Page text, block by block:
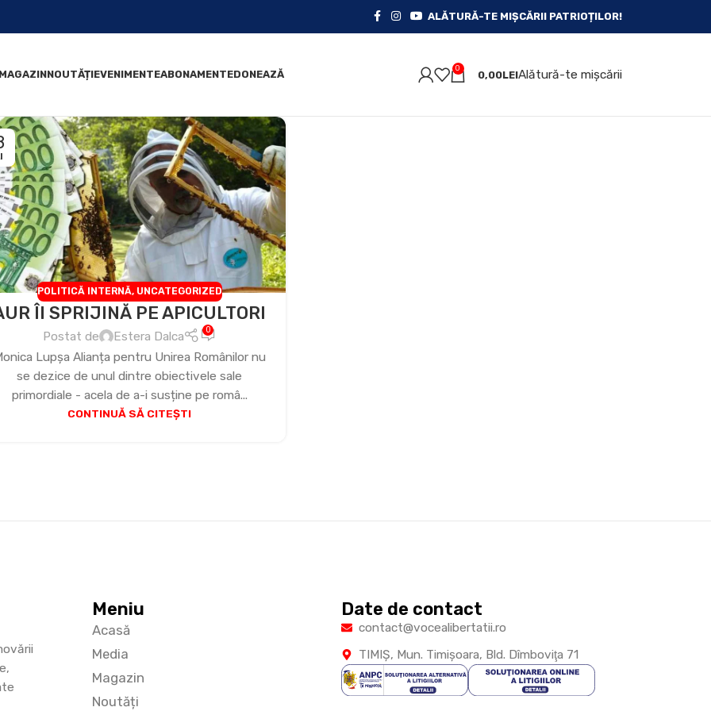
ALĂTURĂ-TE MIȘCĂRII PATRIOȚILOR!
MAGAZINNOUTĂȚIEVENIMENTEABONAMENTEDONEAZĂ 0
0,00LEIAlătură-te mișcării
POLITICĂ INTERNĂ, UNCATEGORIZED
ÎI SPRIJINĂ PE APICULTORI
Postat de Estera Dalca 0
Lupșa Alianța pentru Unirea Românilor nu
se dezice de unul dintre obiectivele sale
primordiale - acela de a-i susține pe româ...
CONTINUĂ SĂ CITEȘTI
Meniu
Acasă
Media
Magazin
Noutăți
Date de contact
contact@vocealibertatii.ro
TIMIŞ, Mun. Timişoara, Bld. Dîmboviţa 71